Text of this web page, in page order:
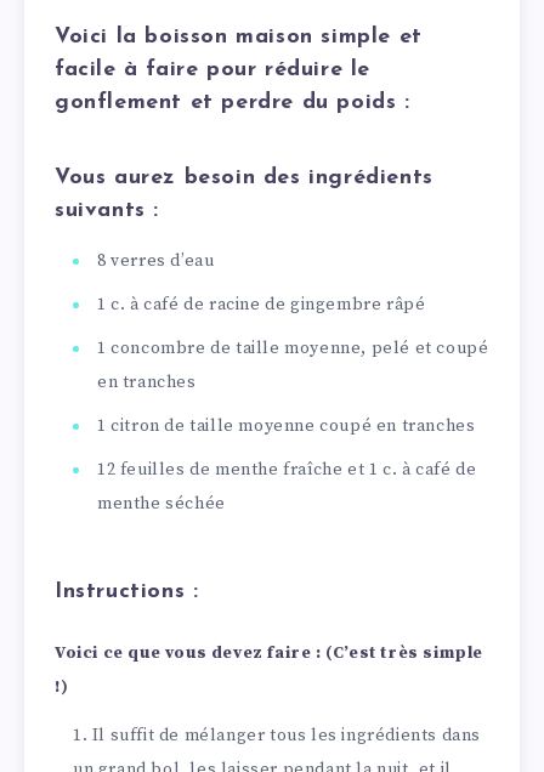
Voici la boisson maison simple et
facile à faire pour réduire le
gonflement et perdre du poids :
Vous aurez besoin des ingrédients
suivants :
8 verres d’eau
1 c. à café de racine de gingembre râpé
1 concombre de taille moyenne, pelé et coupé
en tranches
1 citron de taille moyenne coupé en tranches
12 feuilles de menthe fraîche et 1 c. à café de
menthe séchée
Instructions :
Voici ce que vous devez faire : (C’est très simple
!)
Il suffit de mélanger tous les ingrédients dans